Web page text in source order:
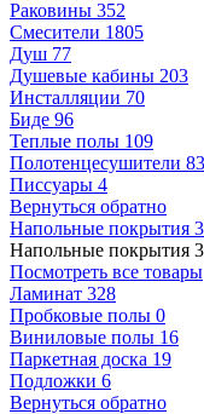
Раковины 352
Смесители 1805
Душ 77
Душевые кабины 203
Инсталляции 70
Биде 96
Теплые полы 109
Полотенцесушители 83
Писсуары 4
Вернуться обратно
Напольные покрытия
Напольные покрытия
Посмотреть все товары
Ламинат 328
Пробковые полы 0
Виниловые полы 16
Паркетная доска 19
Подложки 6
Вернуться обратно